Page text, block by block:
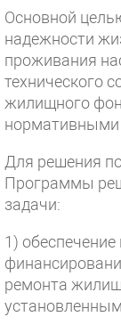
Основной
надежности
проживания
технического
жилищного
нормативными
Для решения
Программы
задачи:
1)
ремонта